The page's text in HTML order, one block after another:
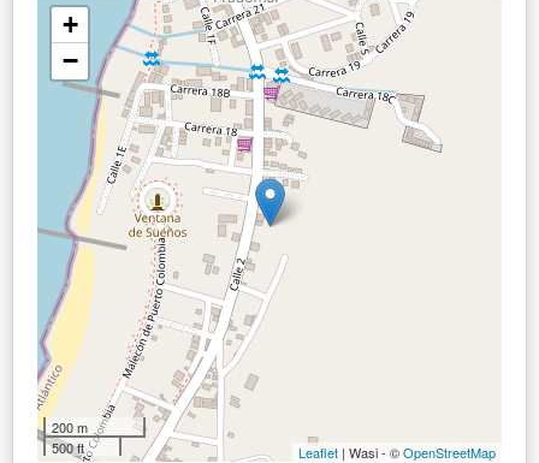
+
−
200 m
500 ft
Leaflet | Wasi - ©OpenStreetMap